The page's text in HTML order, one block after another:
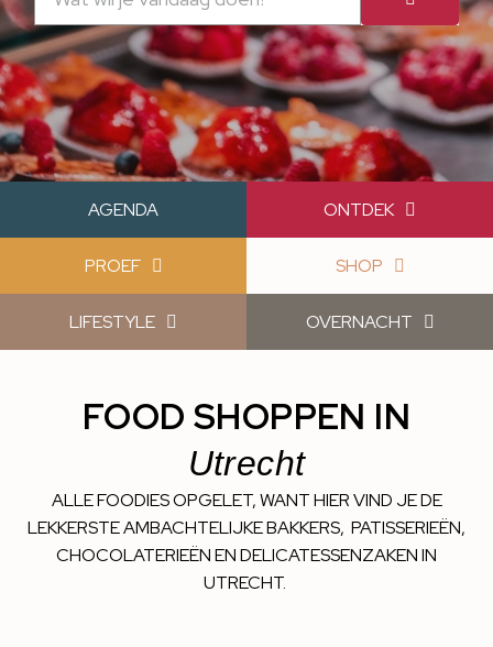
AGENDA ONTDEK
PROEF SHOP
LIFESTYLE OVERNACHT
FOOD SHOPPEN IN
Utrecht
ALLE FOODIES OPGELET, WANT HIER VIND JE DE
LEKKERSTE AMBACHTELIJKE BAKKERS, PATISSERIEËN,
CHOCOLATERIEËN EN DELICATESSENZAKEN IN
UTRECHT.